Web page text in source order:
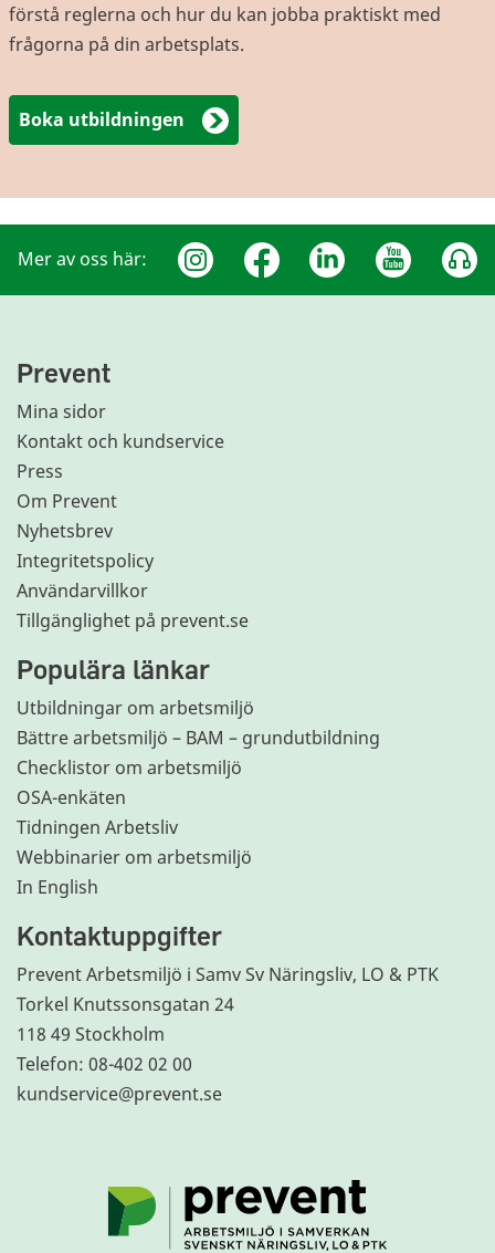
förstå reglerna och hur du kan jobba praktiskt med
frågorna på din arbetsplats.
Boka utbildningen
Mer av oss här:
Prevent
Mina sidor
Kontakt och kundservice
Press
Om Prevent
Nyhetsbrev
Integritetspolicy
Användarvillkor
Tillgänglighet på prevent.se
Populära länkar
Utbildningar om arbetsmiljö
Bättre arbetsmiljö – BAM – grundutbildning
Checklistor om arbetsmiljö
OSA-enkäten
Tidningen Arbetsliv
Webbinarier om arbetsmiljö
In English
Kontaktuppgifter
Prevent Arbetsmiljö i Samv Sv Näringsliv, LO & PTK
Torkel Knutssonsgatan 24
118 49 Stockholm
Telefon: 08-402 02 00
kundservice@prevent.se